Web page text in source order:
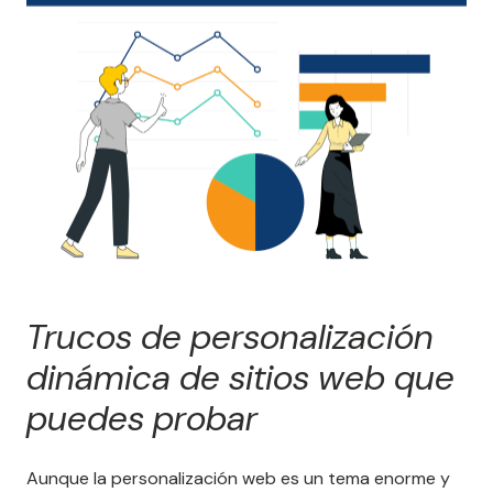
Trucos de personalización
dinámica de sitios web que
puedes probar
Aunque la personalización web es un tema enorme y